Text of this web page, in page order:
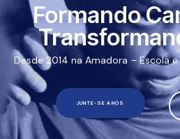
JUNTE-SE A NÓS
Desde 2014 na Amadora – Escola
Formando